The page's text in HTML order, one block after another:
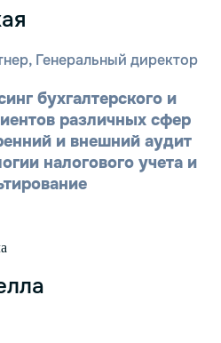
Генеральный директор
бухгалтерского и
различных сфер
и внешний аудит
налогового учета и